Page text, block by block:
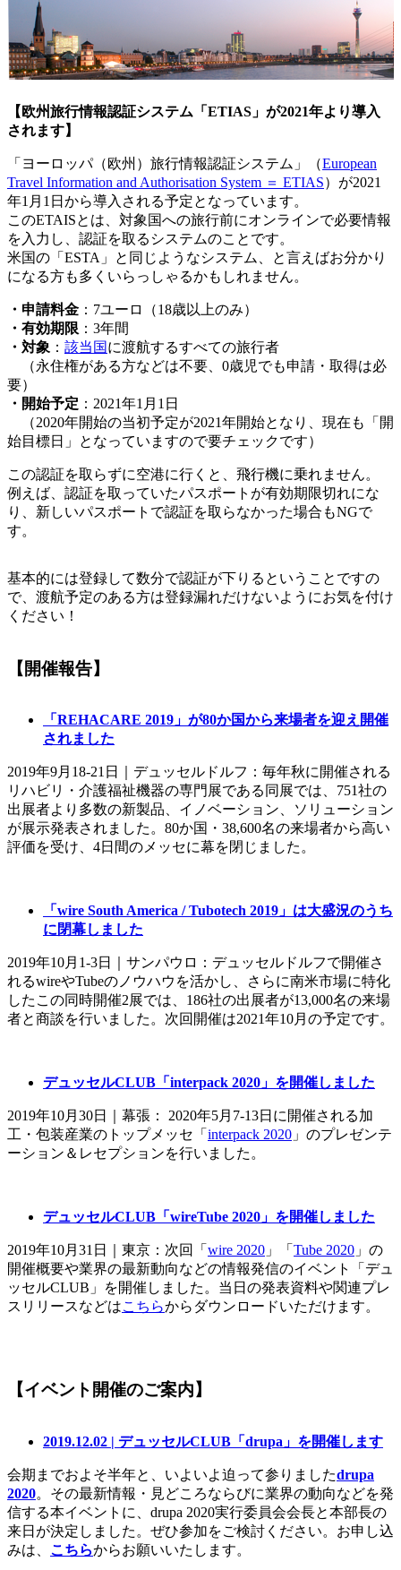
【欧州旅行情報認証システム「ETIAS」が2021年より導入
されます】
「ヨーロッパ（欧州）旅行情報認証システム」（European
Travel Information and Authorisation System ＝ ETIAS）が2021
年1月1日から導入される予定となっています。
このETAISとは、対象国への旅行前にオンラインで必要情報
を入力し、認証を取るシステムのことです。
米国の「ESTA」と同じようなシステム、と言えばお分かり
になる方も多くいらっしゃるかもしれません。
・申請料金 ：7ユーロ（18歳以上のみ）
・有効期限 ：3年間
・対象 ： 該当国に渡航するすべての旅行者
（永住権がある方などは不要、0歳児でも申請・取得は必
要）
・開始予定 ：2021年1月1日
（2020年開始の当初予定が2021年開始となり、現在も「開
始目標日」となっていますので要チェックです）
この認証を取らずに空港に行くと、飛行機に乗れません。
例えば、認証を取っていたパスポートが有効期限切れにな
り、新しいパスポートで認証を取らなかった場合もNGで
す。
基本的には登録して数分で認証が下りるということですの
で、渡航予定のある方は登録漏れだけないようにお気を付け
ください！
【開催報告】
「REHACARE 2019」が80か国から来場者を迎え開催
されました
2019年9月18-21日｜デュッセルドルフ：毎年秋に開催される
リハビリ・介護福祉機器の専門展である同展では、751社の
出展者より多数の新製品、イノベーション、ソリューション
が展示発表されました。80か国・38,600名の来場者から高い
評価を受け、4日間のメッセに幕を閉じました。
「wire South America / Tubotech 2019」は大盛況のうち
に閉幕しました
2019年10月1-3日｜サンパウロ：デュッセルドルフで開催さ
れるwireやTubeのノウハウを活かし、さらに南米市場に特化
したこの同時開催2展では、186社の出展者が13,000名の来場
者と商談を行いました。次回開催は2021年10月の予定です。
デュッセルCLUB「interpack 2020」を開催しました
2019年10月30日｜幕張： 2020年5月7-13日に開催される加
工・包装産業のトップメッセ「 interpack 2020 」のプレゼンテ
ーション＆レセプションを行いました。
デュッセルCLUB「wireTube 2020」を開催しました
2019年10月31日｜東京：次回「 wire 2020 」「 Tube 2020 」の
開催概要や業界の最新動向などの情報発信のイベント「デュ
ッセルCLUB」を開催しました。当日の発表資料や関連プレ
スリリースなどはこちらからダウンロードいただけます。
【イベント開催のご案内】
2019.12.02 | デュッセルCLUB「drupa」を開催します
会期までおよそ半年と、いよいよ迫って参りましたdrupa
2020。その最新情報・見どころならびに業界の動向などを発
信する本イベントに、drupa 2020実行委員会会長と本部長の
来日が決定しました。ぜひ参加をご検討ください。お申し込
みは、 こちらからお願いいたします。